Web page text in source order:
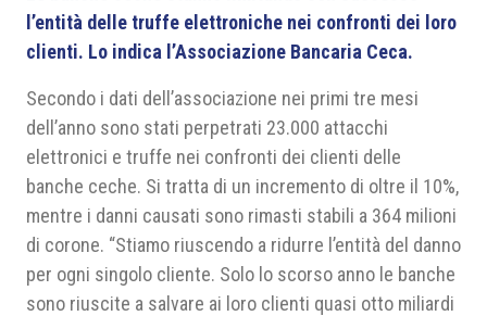
Area riservata
l’entità delle truffe elettroniche nei confronti dei loro
clienti. Lo indica l’Associazione Bancaria Ceca.
Secondo i dati dell’associazione nei primi tre mesi
dell’anno sono stati perpetrati 23.000 attacchi
elettronici e truffe nei confronti dei clienti delle
banche ceche. Si tratta di un incremento di oltre il 10%,
mentre i danni causati sono rimasti stabili a 364 milioni
di corone. “Stiamo riuscendo a ridurre l’entità del danno
per ogni singolo cliente. Solo lo scorso anno le banche
sono riuscite a salvare ai loro clienti quasi otto miliardi